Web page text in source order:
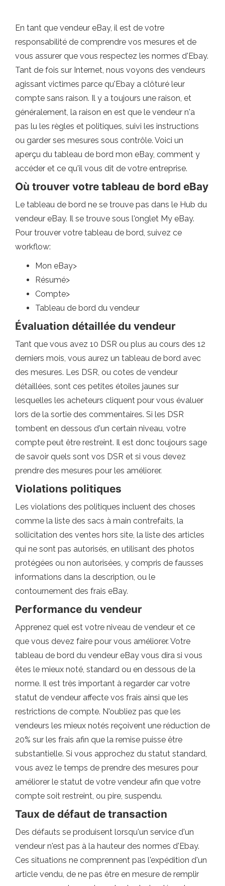
En tant que vendeur eBay, il est de votre
responsabilité de comprendre vos mesures et de
vous assurer que vous respectez les normes d'Ebay.
Tant de fois sur Internet, nous voyons des vendeurs
agissant victimes parce qu'Ebay a clôturé leur
compte sans raison. Il y a toujours une raison, et
généralement, la raison en est que le vendeur n'a
pas lu les règles et politiques, suivi les instructions
ou garder ses mesures sous contrôle. Voici un
aperçu du tableau de bord mon eBay, comment y
accéder et ce qu'il vous dit de votre entreprise.
Où trouver votre tableau de bord eBay
Le tableau de bord ne se trouve pas dans le Hub du
vendeur eBay. Il se trouve sous l'onglet My eBay.
Pour trouver votre tableau de bord, suivez ce
workflow:
Mon eBay>
Résumé>
Compte>
Tableau de bord du vendeur
Évaluation détaillée du vendeur
Tant que vous avez 10 DSR ou plus au cours des 12
derniers mois, vous aurez un tableau de bord avec
des mesures. Les DSR, ou cotes de vendeur
détaillées, sont ces petites étoiles jaunes sur
lesquelles les acheteurs cliquent pour vous évaluer
lors de la sortie des commentaires. Si les DSR
tombent en dessous d'un certain niveau, votre
compte peut être restreint. Il est donc toujours sage
de savoir quels sont vos DSR et si vous devez
prendre des mesures pour les améliorer.
Violations politiques
Les violations des politiques incluent des choses
comme la liste des sacs à main contrefaits, la
sollicitation des ventes hors site, la liste des articles
qui ne sont pas autorisés, en utilisant des photos
protégées ou non autorisées, y compris de fausses
informations dans la description, ou le
contournement des frais eBay.
Performance du vendeur
Apprenez quel est votre niveau de vendeur et ce
que vous devez faire pour vous améliorer. Votre
tableau de bord du vendeur eBay vous dira si vous
êtes le mieux noté, standard ou en dessous de la
norme. Il est très important à regarder car votre
statut de vendeur affecte vos frais ainsi que les
restrictions de compte. N'oubliez pas que les
vendeurs les mieux notés reçoivent une réduction de
20% sur les frais afin que la remise puisse être
substantielle. Si vous approchez du statut standard,
vous avez le temps de prendre des mesures pour
améliorer le statut de votre vendeur afin que votre
compte soit restreint, ou pire, suspendu.
Taux de défaut de transaction
Des défauts se produisent lorsqu'un service d'un
vendeur n'est pas à la hauteur des normes d'Ebay.
Ces situations ne comprennent pas l'expédition d'un
article vendu, de ne pas être en mesure de remplir